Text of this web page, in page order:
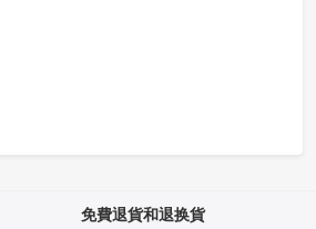
免費退貨和退换貨